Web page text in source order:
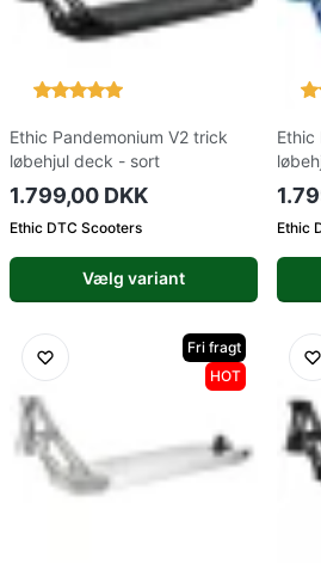
Ethic Pandemonium V2 trick
løbehjul deck - sort
1.799,00 DKK
Ethic DTC Scooters
Vælg variant
Ethic
Ethic
Fri fragt
HOT